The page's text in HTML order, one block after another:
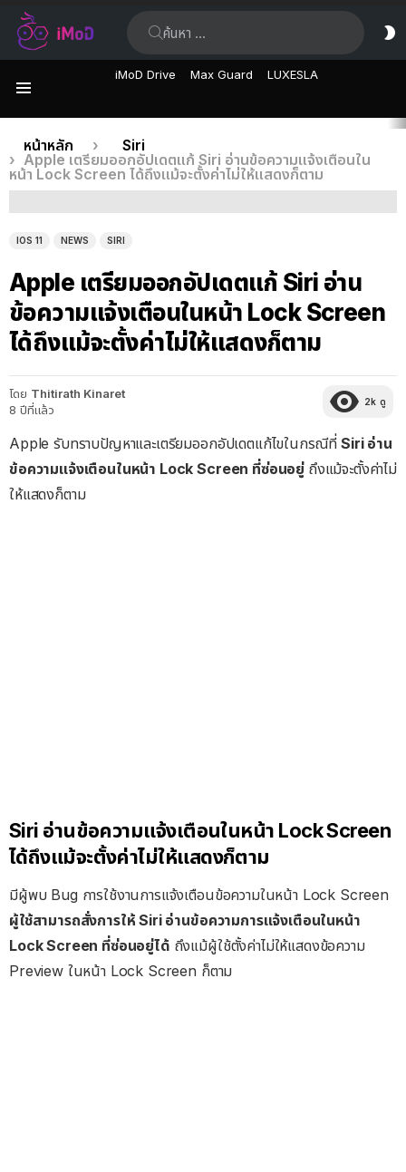
iMoD Drive Max Guard LUXESLA
เรื่อง
ล่าสุด
คุณอยู่ที่นี่:
หน้าหลัก
Siri
Apple เตรียมออกอัปเดตแก้ Siri อ่านข้อความแจ้งเตือนใน
หน้า Lock Screen ได้ถึงแม้จะตั้งค่าไม่ให้แสดงก็ตาม
IOS 11 NEWS SIRI
Apple เตรียมออกอัปเดตแก้ Siri อ่าน
ข้อความแจ้งเตือนในหน้า Lock Screen
ได้ถึงแม้จะตั้งค่าไม่ให้แสดงก็ตาม
โดย Thitirath Kinaret
8 ปีที่แล้ว
2k ดู
Apple รับทราบปัญหาและเตรียมออกอัปเดตแก้ไขในกรณีที่ Siri อ่าน
ข้อความแจ้งเตือนในหน้า Lock Screen ที่ซ่อนอยู่ ถึงแม้จะตั้งค่าไม่
ให้แสดงก็ตาม
Siri อ่านข้อความแจ้งเตือนในหน้า Lock Screen
ได้ถึงแม้จะตั้งค่าไม่ให้แสดงก็ตาม
มีผู้พบ Bug การใช้งานการแจ้งเตือนข้อความในหน้า Lock Screen
ผู้ใช้สามารถสั่งการให้ Siri อ่านข้อความการแจ้งเตือนในหน้า
Lock Screen ที่ซ่อนอยู่ได้ ถึงแม้ผู้ใช้ตั้งค่าไม่ให้แสดงข้อความ
Preview ในหน้า Lock Screen ก็ตาม